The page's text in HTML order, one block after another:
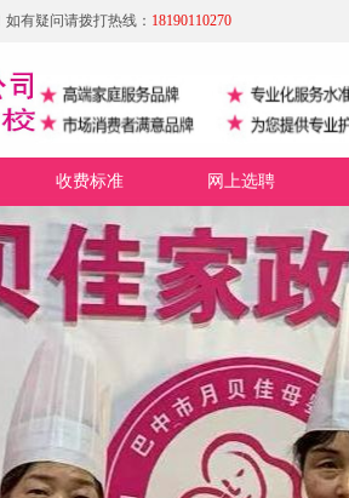
有疑问请拨打热线： 18190110270
收费标准 网上选聘